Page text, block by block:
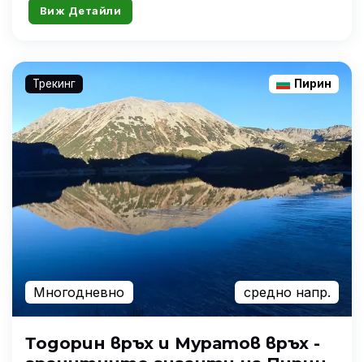
Виж Детайли
Трекинг Пирин
Многодневно средно напр.
Тодорин връх и Муратов връх -